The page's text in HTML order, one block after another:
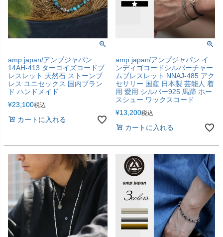
amp japan/アンプジャパン
14AH-413 ターコイズコードブ
レスレット 天然石 ストーンブ
レス ユニセックス 国内ブラン
ド ハンドメイド
¥23,100税込
カートに入れる
amp japan/アンプジャパン イ
ンディゴコードシルバーチャー
ムブレスレット NNAJ-485 アク
セサリー 国産 日本製 芸能人 着
用 愛用 シルバー925 馬蹄 ホー
スシュー ワックスコード
¥13,200税込
カートに入れる